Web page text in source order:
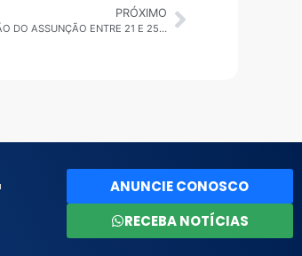
PRÓXIMO
SÃO BERNARDO DO CAMPO: BOTA-FORA ATENDERÁ A REGIÃO DO ASSUNÇÃO ENTRE 21 E 25 DE OUTUBRO
ANUNCIE CONOSCO
RECEBA NOTÍCIAS